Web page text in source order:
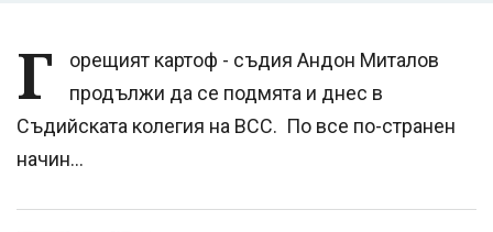
Г
орещият картоф - съдия Андон Миталов
продължи да се подмята и днес в
Съдийската колегия на ВСС. По все по-странен
начин...